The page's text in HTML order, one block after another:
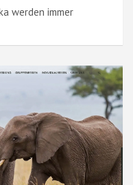
werden immer